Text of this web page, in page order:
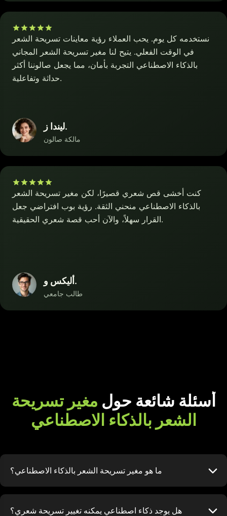
نستخدمه كل يوم. يحب العملاء رؤية معاينات تسريحة الشعر
في الوقت الفعلي. يتيح لنا مغير تسريحة الشعر المجاني
بالذكاء الاصطناعي التجربة بأمان، مما يجعل صالوننا أكثر
حداثة وتفاعلية.
ليندا ز.
مالكة صالون
كنت أخشى قص شعري قصيرًا، لكن مغير تسريحة الشعر
بالذكاء الاصطناعي منحني الثقة. رؤية بوب افتراضي جعل
القرار سهلاً، والآن أحب قصة شعري الحقيقية.
أليكس و.
طالب جامعي
أسئلة شائعة حول مغير تسريحة
الشعر بالذكاء الاصطناعي
ما هو مغير تسريحة الشعر بالذكاء الاصطناعي؟
هل يوجد ذكاء اصطناعي يمكنه تغيير تسريحة شعري؟